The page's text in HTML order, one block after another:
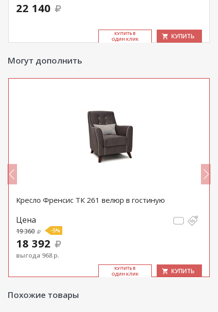
22 140
КУ­ПИТЬ В
ОДИН КЛИК
КУПИТЬ
Могут дополнить
Кресло Френсис ТК 261 велюр в гостиную
Цена
19 360 -5%
18 392
выгода 968 р.
КУ­ПИТЬ В
ОДИН КЛИК
КУПИТЬ
Похожие товары